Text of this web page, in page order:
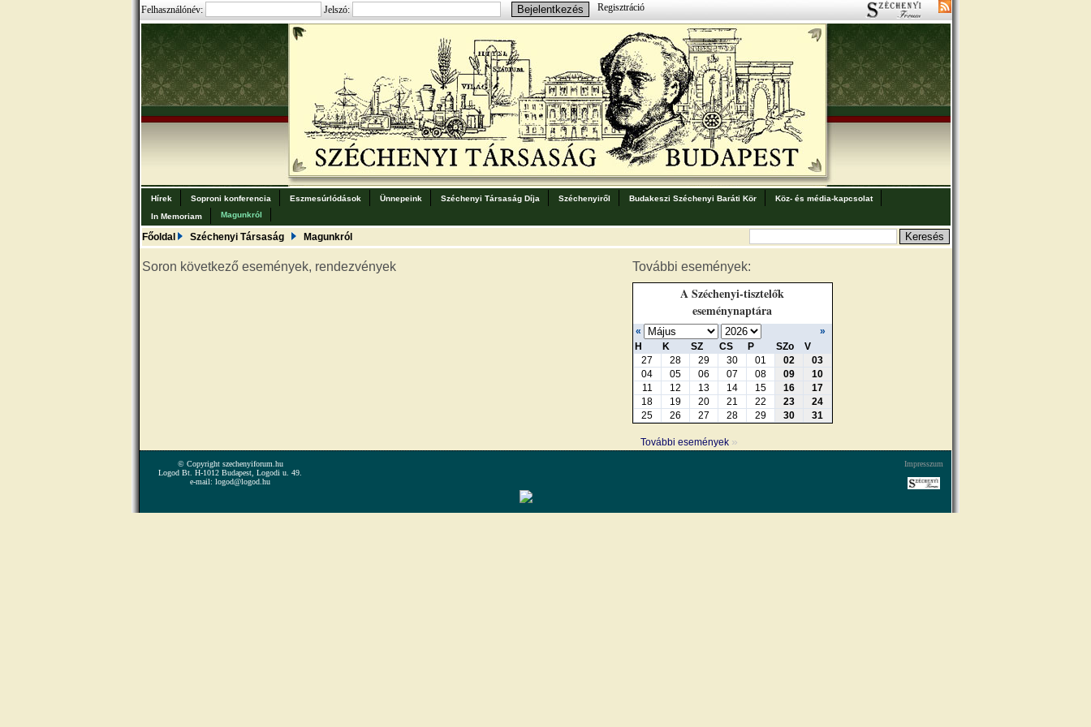
Felhasználónév: Jelszó: Regisztráció
Hírek Soproni konferencia Eszmesúrlódások Ünnepeink Széchenyi Társaság Díja Széchenyiről Budakeszi Széchenyi Baráti Kör
Köz- és média-kapcsolat
In Memoriam
Magunkról
Főoldal Széchenyi Társaság Magunkról
Soron következő események, rendezvények További események:
A Széchenyi-tisztelők
eseménynaptára
«
»
H
K SZ CS P SZo
V
27
28 29 30 01 02
03
04
05 06 07 08 09
10
11
12 13 14 15 16
17
18
19 20 21 22 23
24
25
26 27 28 29 30 31
További események »
Impresszum
© Copyright szechenyiforum.hu
Logod Bt. H-1012 Budapest, Logodi u. 49.
e-mail: logod@logod.hu